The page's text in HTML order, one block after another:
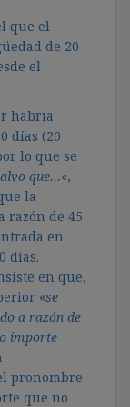
que el
de 20
el
habría
días (20
lo que se
que…«,
la
razón de 45
en
días.
en que,
«se
a razón de
importe
pronombre
que no